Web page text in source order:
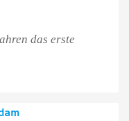
das erste